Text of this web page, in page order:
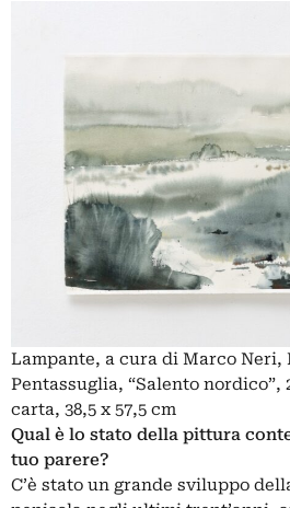
Lampante, a cura di Marco Neri,
Pentassuglia, “Salento nordico”,
carta, 38,5 x 57,5 cm
Qual è lo stato della pittura
tuo parere?
C’è stato un grande sviluppo